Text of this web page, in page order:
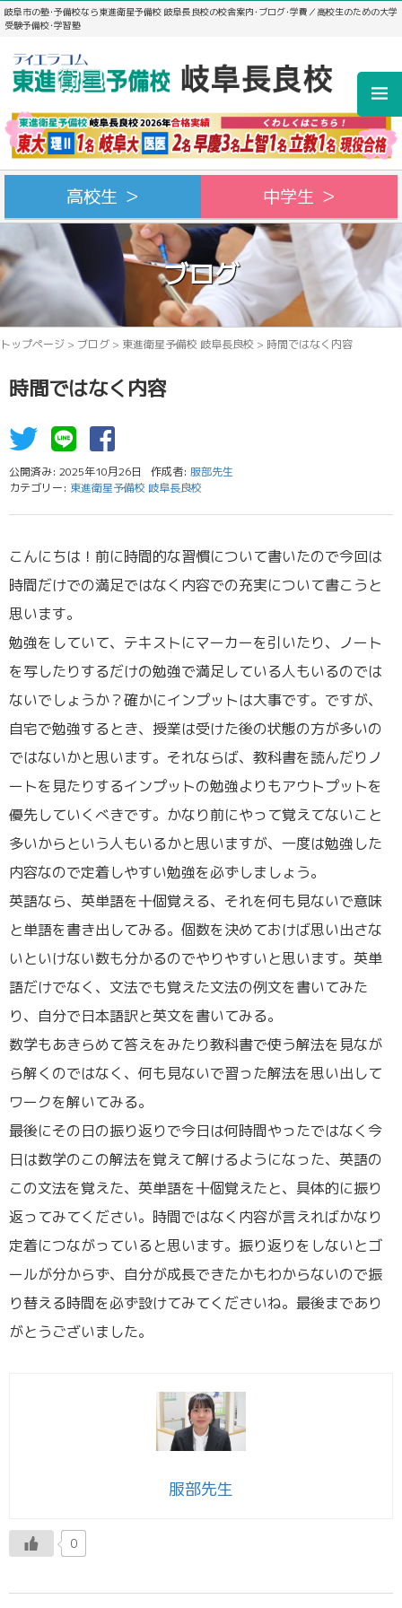
岐阜市の塾･予備校なら東進衛星予備校 岐阜長良校の校舎案内･ブログ･学費／高校生のための大学
受験予備校･学習塾
高校生 ＞ 中学生 ＞
ブログ
トップページ > ブログ > 東進衛星予備校 岐阜長良校 > 時間ではなく内容
時間ではなく内容
公開済み: 2025年10月26日 作成者: 服部先生
カテゴリー: 東進衛星予備校 岐阜長良校
こんにちは！前に時間的な習慣について書いたので今回は
時間だけでの満足ではなく内容での充実について書こうと
思います。
勉強をしていて、テキストにマーカーを引いたり、ノート
を写したりするだけの勉強で満足している人もいるのでは
ないでしょうか？確かにインプットは大事です。ですが、
自宅で勉強するとき、授業は受けた後の状態の方が多いの
ではないかと思います。それならば、教科書を読んだりノ
ートを見たりするインプットの勉強よりもアウトプットを
優先していくべきです。かなり前にやって覚えてないこと
多いからという人もいるかと思いますが、一度は勉強した
内容なので定着しやすい勉強を必ずしましょう。
英語なら、英単語を十個覚える、それを何も見ないで意味
と単語を書き出してみる。個数を決めておけば思い出さな
いといけない数も分かるのでやりやすいと思います。英単
語だけでなく、文法でも覚えた文法の例文を書いてみた
り、自分で日本語訳と英文を書いてみる。
数学もあきらめて答えをみたり教科書で使う解法を見なが
ら解くのではなく、何も見ないで習った解法を思い出して
ワークを解いてみる。
最後にその日の振り返りで今日は何時間やったではなく今
日は数学のこの解法を覚えて解けるようになった、英語の
この文法を覚えた、英単語を十個覚えたと、具体的に振り
返ってみてください。時間ではなく内容が言えればかなり
定着につながっていると思います。振り返りをしないとゴ
ールが分からず、自分が成長できたかもわからないので振
り替える時間を必ず設けてみてくださいね。最後まであり
がとうございました。
服部先生
0